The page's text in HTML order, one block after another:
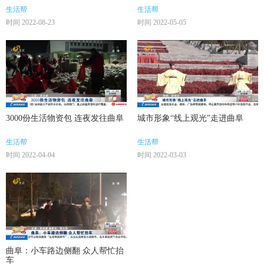
生活帮
时间 2022-08-23
生活帮
时间 2022-05-05
3000份生活物资包 连夜发往曲阜
生活帮
时间 2022-04-04
城市形象“线上观光”走进曲阜
生活帮
时间 2022-03-03
曲阜：小车路边侧翻 众人帮忙抬
车